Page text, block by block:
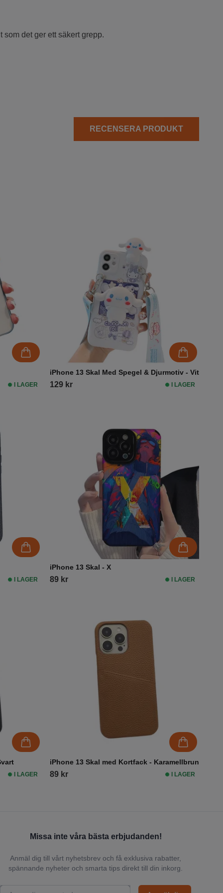
det ger ett säkert grepp.
RECENSERA PRODUKT
I LAGER
iPhone 13 Skal Med Spegel & Djurmotiv - Vit
129 kr I LAGER
I LAGER
iPhone 13 Skal - X
89 kr I LAGER
I LAGER
iPhone 13 Skal med Kortfack - Karamellbrun
89 kr I LAGER
Missa inte våra bästa erbjudanden!
Anmäl dig till vårt nyhetsbrev och få exklusiva rabatter,
spännande nyheter och smarta tips direkt till din inkorg.